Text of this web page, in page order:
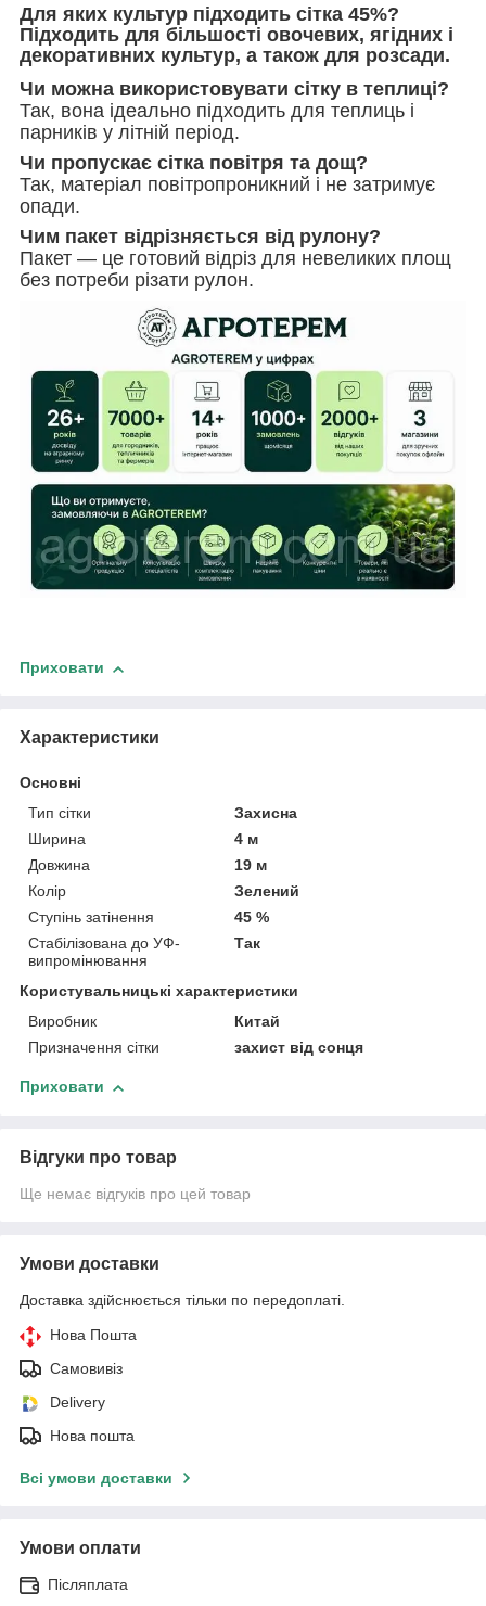
Для яких культур підходить сітка 45%?
Підходить для більшості овочевих, ягідних і
декоративних культур, а також для розсади.
Чи можна використовувати сітку в теплиці?
Так, вона ідеально підходить для теплиць і
парників у літній період.
Чи пропускає сітка повітря та дощ?
Так, матеріал повітропроникний і не затримує
опади.
Чим пакет відрізняється від рулону?
Пакет — це готовий відріз для невеликих площ
без потреби різати рулон.
Приховати
Характеристики
Основні
Тип сітки
Захисна
Ширина
4 м
Довжина
19 м
Колір
Зелений
Ступінь затінення
45 %
Стабілізована до УФ-
випромінювання
Так
Користувальницькі характеристики
Виробник
Китай
Призначення сітки
захист від сонця
Приховати
Відгуки про товар
Ще немає відгуків про цей товар
Умови доставки
Доставка здійснюється тільки по передоплаті.
Нова Пошта
Самовивіз
Delivery
Нова пошта
Всі умови доставки
Умови оплати
Післяплата